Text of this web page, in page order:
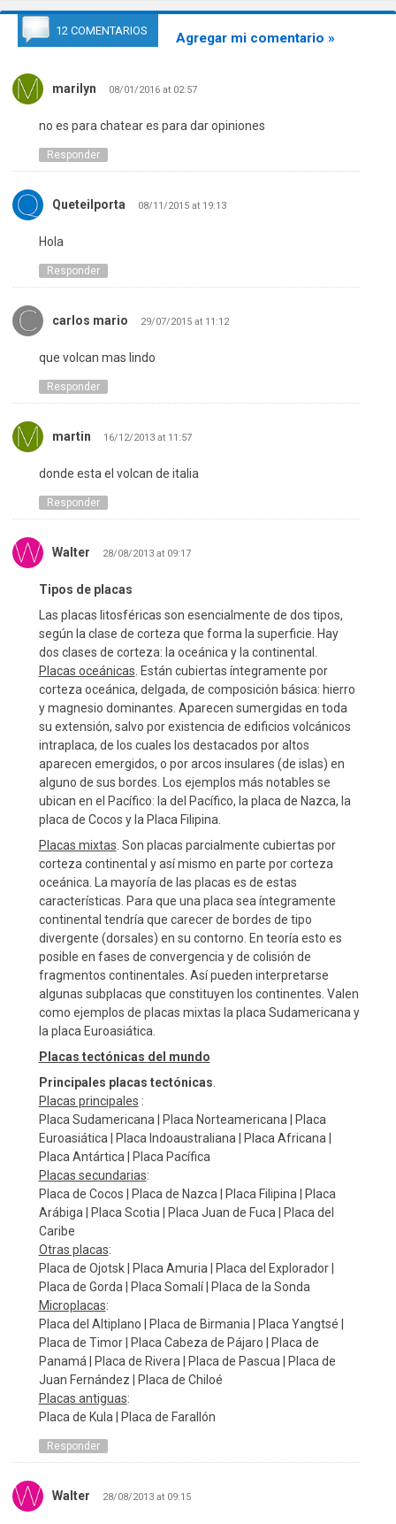
12 COMENTARIOS Agregar mi comentario »
marilyn 08/01/2016 at 02:57
no es para chatear es para dar opiniones
Responder
Queteilporta 08/11/2015 at 19:13
Hola
Responder
carlos mario 29/07/2015 at 11:12
que volcan mas lindo
Responder
martin 16/12/2013 at 11:57
donde esta el volcan de italia
Responder
Walter 28/08/2013 at 09:17
Tipos de placas
Las placas litosféricas son esencialmente de dos tipos,
según la clase de corteza que forma la superficie. Hay
dos clases de corteza: la oceánica y la continental.
Placas oceánicas. Están cubiertas íntegramente por
corteza oceánica, delgada, de composición básica: hierro
y magnesio dominantes. Aparecen sumergidas en toda
su extensión, salvo por existencia de edificios volcánicos
intraplaca, de los cuales los destacados por altos
aparecen emergidos, o por arcos insulares (de islas) en
alguno de sus bordes. Los ejemplos más notables se
ubican en el Pacífico: la del Pacífico, la placa de Nazca, la
placa de Cocos y la Placa Filipina.
Placas mixtas. Son placas parcialmente cubiertas por
corteza continental y así mismo en parte por corteza
oceánica. La mayoría de las placas es de estas
características. Para que una placa sea íntegramente
continental tendría que carecer de bordes de tipo
divergente (dorsales) en su contorno. En teoría esto es
posible en fases de convergencia y de colisión de
fragmentos continentales. Así pueden interpretarse
algunas subplacas que constituyen los continentes. Valen
como ejemplos de placas mixtas la placa Sudamericana y
la placa Euroasiática.
Placas tectónicas del mundo
Principales placas tectónicas.
Placas principales :
Placa Sudamericana | Placa Norteamericana | Placa
Euroasiática | Placa Indoaustraliana | Placa Africana |
Placa Antártica | Placa Pacífica
Placas secundarias:
Placa de Cocos | Placa de Nazca | Placa Filipina | Placa
Arábiga | Placa Scotia | Placa Juan de Fuca | Placa del
Caribe
Otras placas:
Placa de Ojotsk | Placa Amuria | Placa del Explorador |
Placa de Gorda | Placa Somalí | Placa de la Sonda
Microplacas:
Placa del Altiplano | Placa de Birmania | Placa Yangtsé |
Placa de Timor | Placa Cabeza de Pájaro | Placa de
Panamá | Placa de Rivera | Placa de Pascua | Placa de
Juan Fernández | Placa de Chiloé
Placas antiguas:
Placa de Kula | Placa de Farallón
Responder
Walter 28/08/2013 at 09:15